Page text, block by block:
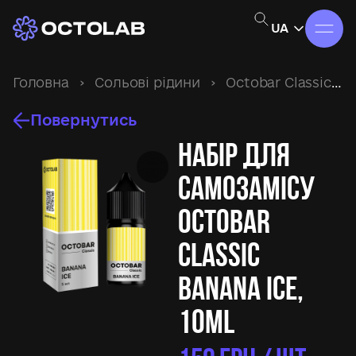
UA
Головна › Сольові рідини › Octobar Classic
Повернутись
Набір для
самозамісу
Octobar
Classic
Banana Ice,
10ml